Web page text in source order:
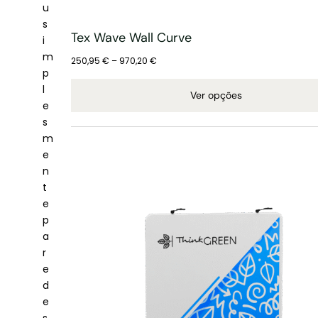
u
s
i
m
p
l
e
s
m
e
n
t
e
p
a
r
e
d
e
Tex Wave Wall Curve
250,95 € – 970,20 €
Ver opções